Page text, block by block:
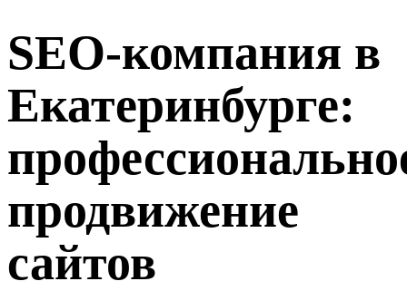
SEO-компания в
Екатеринбурге:
продвижение
сайтов